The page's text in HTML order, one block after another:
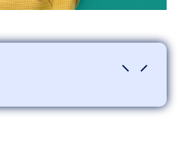
contaminación acústica?